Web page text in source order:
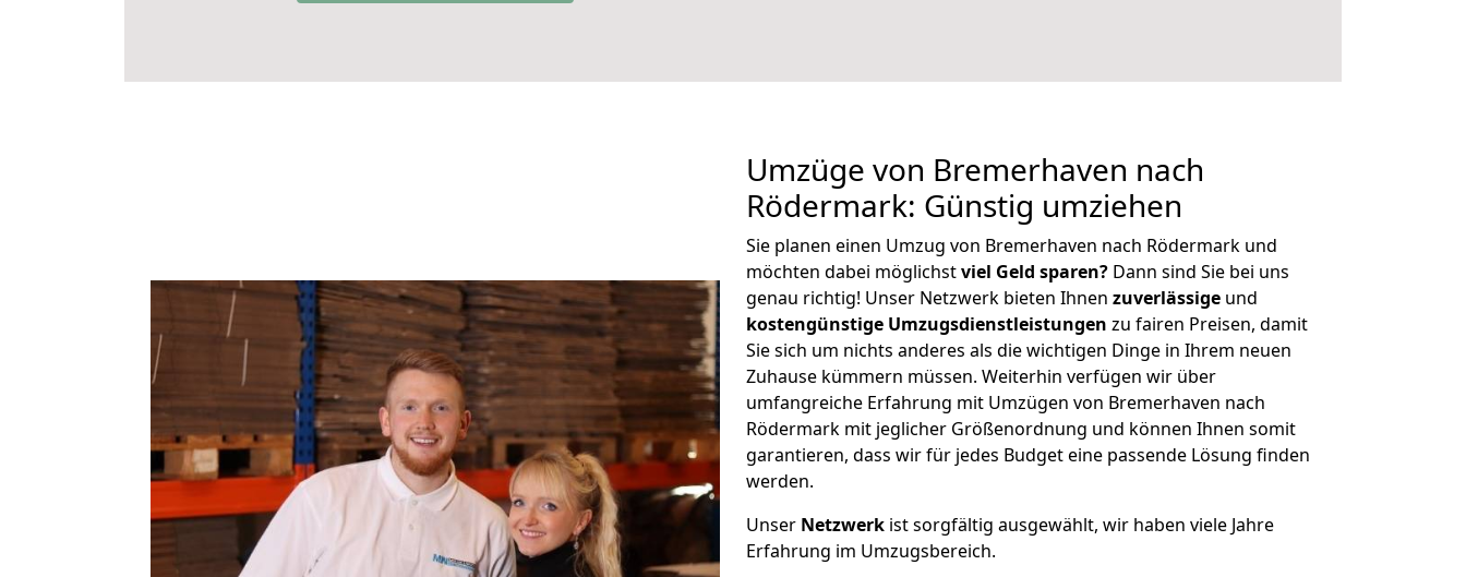
Umzüge von Bremerhaven nach
Rödermark: Günstig umziehen
Sie planen einen Umzug von Bremerhaven nach Rödermark und
möchten dabei möglichstviel Geld sparen? Dann sind Sie bei uns
genau richtig! Unser Netzwerk bieten Ihnen zuverlässige und
kostengünstige Umzugsdienstleistungen zu fairen Preisen, damit
Sie sich um nichts anderes als die wichtigen Dinge in Ihrem neuen
Zuhause kümmern müssen. Weiterhin verfügen wir über
umfangreiche Erfahrung mit Umzügen von Bremerhaven nach
Rödermark mit jeglicher Größenordnung und können Ihnen somit
garantieren, dass wir für jedes Budget eine passende Lösung finden
werden.
Unser Netzwerk ist sorgfältig ausgewählt, wir haben viele Jahre
Erfahrung im Umzugsbereich.